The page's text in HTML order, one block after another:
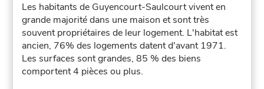
Les habitants de Guyencourt-Saulcourt vivent en
grande majorité dans une maison et sont très
souvent propriétaires de leur logement. L'habitat est
ancien, 76% des logements datent d'avant 1971.
Les surfaces sont grandes, 85 % des biens
comportent 4 pièces ou plus.